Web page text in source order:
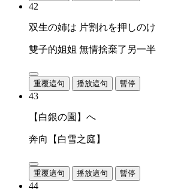
42
双生の姉は 片割れを押しのけ
雙子的姐姐 無情捨棄了另一半
重覆這句 播放這句 暫停
43
【白銀の園】へ
奔向【白雪之庭】
重覆這句 播放這句 暫停
44